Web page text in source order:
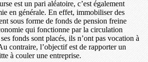
est un pari aléatoire, c’est également
en générale. En effet, immobiliser des
sous forme de fonds de pension freine
qui fonctionne par la circulation
fonds sont placés, ils n’ont pas vocation à
contraire, l’objectif est de rapporter un
à couler une entreprise.